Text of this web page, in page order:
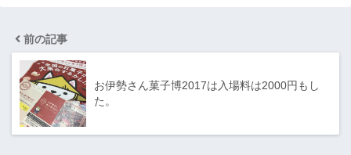
前の記事
お伊勢さん菓子博2017は入場料は2000円もし
た。